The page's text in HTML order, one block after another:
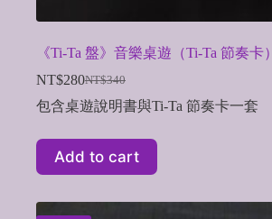
《Ti-Ta 盤》音樂桌遊（Ti-Ta 節奏卡）
NT$340
Original
price
NT$340.
NT$280Current
price
NT$280.
包含桌遊說明書與Ti-Ta 節奏卡一套
Add to cart